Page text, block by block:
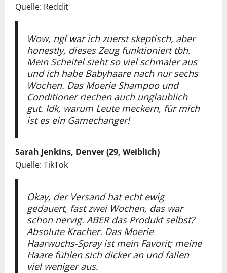
Quelle: Reddit
Wow, ngl war ich zuerst skeptisch, aber
honestly, dieses Zeug funktioniert tbh.
Mein Scheitel sieht so viel schmaler aus
und ich habe Babyhaare nach nur sechs
Wochen. Das Moerie Shampoo und
Conditioner riechen auch unglaublich
gut. Idk, warum Leute meckern, für mich
ist es ein Gamechanger!
Sarah Jenkins, Denver (29, Weiblich)
Quelle: TikTok
Okay, der Versand hat echt ewig
gedauert, fast zwei Wochen, das war
schon nervig. ABER das Produkt selbst?
Absolute Kracher. Das Moerie
Haarwuchs-Spray ist mein Favorit; meine
Haare fühlen sich dicker an und fallen
viel weniger aus.